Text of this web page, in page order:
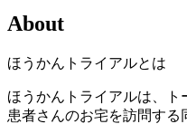
About
ほうかんトライアルとは
ほうかんトライアルは、ト
患者さんのお宅を訪問する